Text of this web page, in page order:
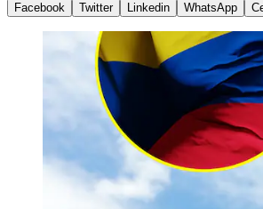
Facebook Twitter Linkedin WhatsApp